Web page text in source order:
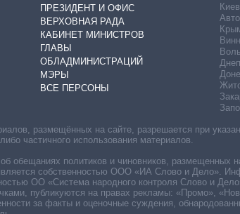
ПРЕЗИДЕНТ И ОФИС
ВЕРХОВНАЯ РАДА
КАБИНЕТ МИНИСТРОВ
ГЛАВЫ
ОБЛАДМИНИСТРАЦИЙ
МЭРЫ
ВСЕ ПЕРСОНЫ
Киев
размещённых на сайте, разрешается при
частичного использования материалов.
обещаниях политиков и чиновников, размещенных
собственностью ООО «ИА Слово и Дело».
ОО «Система народного контроля Слово и
публикуются на правах рекламы: «Промо»,
за факты и оценочные суждения,